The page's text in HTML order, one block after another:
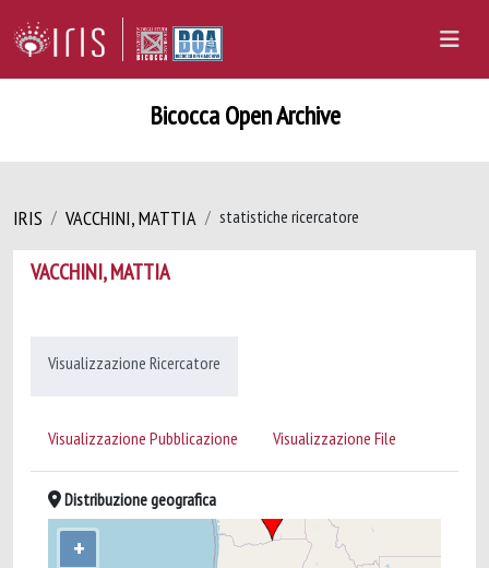
Bicocca Open Archive
IRIS VACCHINI, MATTIA statistiche ricercatore
VACCHINI, MATTIA
Visualizzazione Ricercatore
Visualizzazione Pubblicazione Visualizzazione File
Distribuzione geografica
+